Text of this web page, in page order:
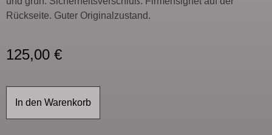
Rückseite. Guter Originalzustand.
125,00 €
In den Warenkorb